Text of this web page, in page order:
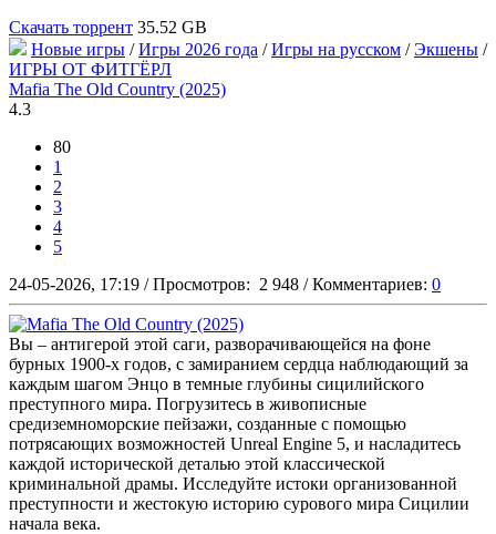
Скачать торрент 35.52 GB
Новые игры /Игры 2026 года /Игры на русском /Экшены /
ИГРЫ ОТ ФИТГЁРЛ
Mafia The Old Country (2025)
4.3
80
1
2
3
4
5
24-05-2026, 17:19 / Просмотров: 2 948 / Комментариев: 0
Вы – антигерой этой саги, разворачивающейся на фоне
бурных 1900-х годов, с замиранием сердца наблюдающий за
каждым шагом Энцо в темные глубины сицилийского
преступного мира. Погрузитесь в живописные
средиземноморские пейзажи, созданные с помощью
потрясающих возможностей Unreal Engine 5, и насладитесь
каждой исторической деталью этой классической
криминальной драмы. Исследуйте истоки организованной
преступности и жестокую историю сурового мира Сицилии
начала века.